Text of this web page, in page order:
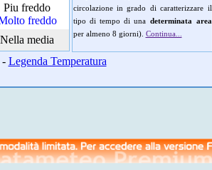
Piu freddo
freddo
Nella media
circolazione in grado di caratterizzare il
tipo di tempo di una determinata area
per almeno 8 giorni). Continua...
- Legenda Temperatura